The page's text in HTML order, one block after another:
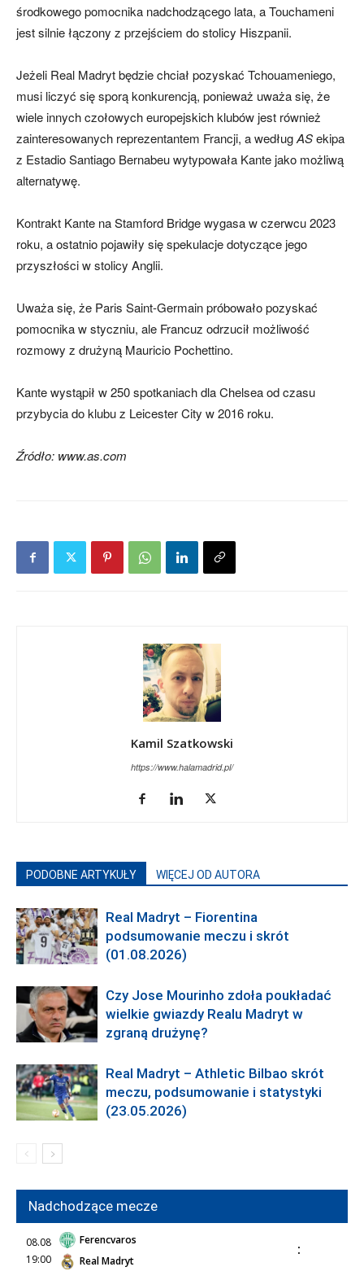
środkowego pomocnika nadchodzącego lata, a Touchameni
jest silnie łączony z przejściem do stolicy Hiszpanii.
Jeżeli Real Madryt będzie chciał pozyskać Tchouameniego,
musi liczyć się sporą konkurencją, ponieważ uważa się, że
wiele innych czołowych europejskich klubów jest również
zainteresowanych reprezentantem Francji, a wedługASekipa
z Estadio Santiago Bernabeu wytypowała Kante jako możliwą
alternatywę.
Kontrakt Kante na Stamford Bridge wygasa w czerwcu 2023
roku, a ostatnio pojawiły się spekulacje dotyczące jego
przyszłości w stolicy Anglii.
Uważa się, że Paris Saint-Germain próbowało pozyskać
pomocnika w styczniu, ale Francuz odrzucił możliwość
rozmowy z drużyną Mauricio Pochettino.
Kante wystąpił w 250 spotkaniach dla Chelsea od czasu
przybycia do klubu z Leicester City w 2016 roku.
Źródło: www.as.com
Kamil Szatkowski
https://www.halamadrid.pl/
PODOBNE ARTYKUŁY WIĘCEJ OD AUTORA
Real Madryt – Fiorentina
podsumowanie meczu i skrót
(01.08.2026)
Czy Jose Mourinho zdoła poukładać
wielkie gwiazdy Realu Madryt w
zgraną drużynę?
Real Madryt – Athletic Bilbao skrót
meczu, podsumowanie i statystyki
(23.05.2026)
Nadchodzące mecze
08.08
19:00
Ferencvaros
Real Madryt
: